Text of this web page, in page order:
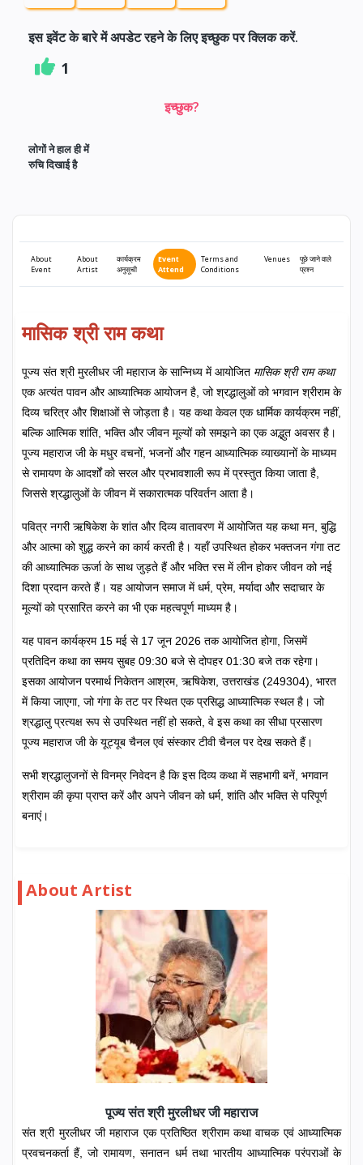
इस इवेंट के बारे में अपडेट रहने के लिए इच्छुक पर क्लिक करें.
1
इच्छुक?
लोगों ने हाल ही में
रुचि दिखाई है
About
Event
About
Artist
कार्यक्रम
अनुसूची
Event
Attend
Terms and
Conditions
Venues
पूछे जाने वाले
प्रश्न
मासिक श्री राम कथा
पूज्य संत श्री मुरलीधर जी महाराज के सान्निध्य में आयोजित मासिक श्री राम कथा
एक अत्यंत पावन और आध्यात्मिक आयोजन है, जो श्रद्धालुओं को भगवान श्रीराम के
दिव्य चरित्र और शिक्षाओं से जोड़ता है। यह कथा केवल एक धार्मिक कार्यक्रम नहीं,
बल्कि आत्मिक शांति, भक्ति और जीवन मूल्यों को समझने का एक अद्भुत अवसर है।
पूज्य महाराज जी के मधुर वचनों, भजनों और गहन आध्यात्मिक व्याख्यानों के माध्यम
से रामायण के आदर्शों को सरल और प्रभावशाली रूप में प्रस्तुत किया जाता है,
जिससे श्रद्धालुओं के जीवन में सकारात्मक परिवर्तन आता है।
पवित्र नगरी ऋषिकेश के शांत और दिव्य वातावरण में आयोजित यह कथा मन, बुद्धि
और आत्मा को शुद्ध करने का कार्य करती है। यहाँ उपस्थित होकर भक्तजन गंगा तट
की आध्यात्मिक ऊर्जा के साथ जुड़ते हैं और भक्ति रस में लीन होकर जीवन को नई
दिशा प्रदान करते हैं। यह आयोजन समाज में धर्म, प्रेम, मर्यादा और सदाचार के
मूल्यों को प्रसारित करने का भी एक महत्वपूर्ण माध्यम है।
यह पावन कार्यक्रम 15 मई से 17 जून 2026 तक आयोजित होगा, जिसमें
प्रतिदिन कथा का समय सुबह 09:30 बजे से दोपहर 01:30 बजे तक रहेगा।
इसका आयोजन परमार्थ निकेतन आश्रम, ऋषिकेश, उत्तराखंड (249304), भारत
में किया जाएगा, जो गंगा के तट पर स्थित एक प्रसिद्ध आध्यात्मिक स्थल है। जो
श्रद्धालु प्रत्यक्ष रूप से उपस्थित नहीं हो सकते, वे इस कथा का सीधा प्रसारण
पूज्य महाराज जी के यूट्यूब चैनल एवं संस्कार टीवी चैनल पर देख सकते हैं।
सभी श्रद्धालुजनों से विनम्र निवेदन है कि इस दिव्य कथा में सहभागी बनें, भगवान
श्रीराम की कृपा प्राप्त करें और अपने जीवन को धर्म, शांति और भक्ति से परिपूर्ण
बनाएं।
About Artist
पूज्य संत श्री मुरलीधर जी महाराज
संत श्री मुरलीधर जी महाराज एक प्रतिष्ठित श्रीराम कथा वाचक एवं आध्यात्मिक
प्रवचनकर्ता हैं, जो रामायण, सनातन धर्म तथा भारतीय आध्यात्मिक परंपराओं के